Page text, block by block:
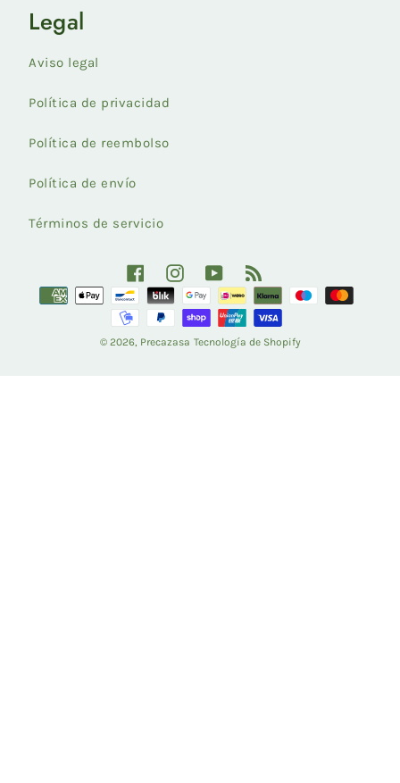
Legal
Aviso legal
Política de privacidad
Política de reembolso
Política de envío
Términos de servicio
FacebookInstagram
YouTube
© 2026, Precazasa Tecnología de Shopify
Formas
de